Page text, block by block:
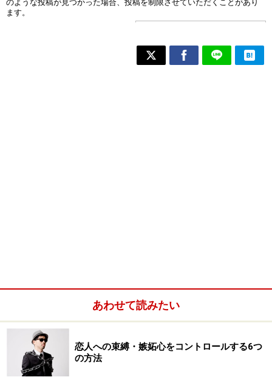
あわせて読みたい
恋人への束縛・嫉妬心をコントロールする6つ
の方法